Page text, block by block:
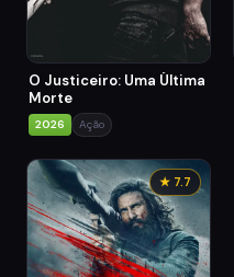
O Justiceiro: Uma Última
Morte
2026 Ação
★ 7.7